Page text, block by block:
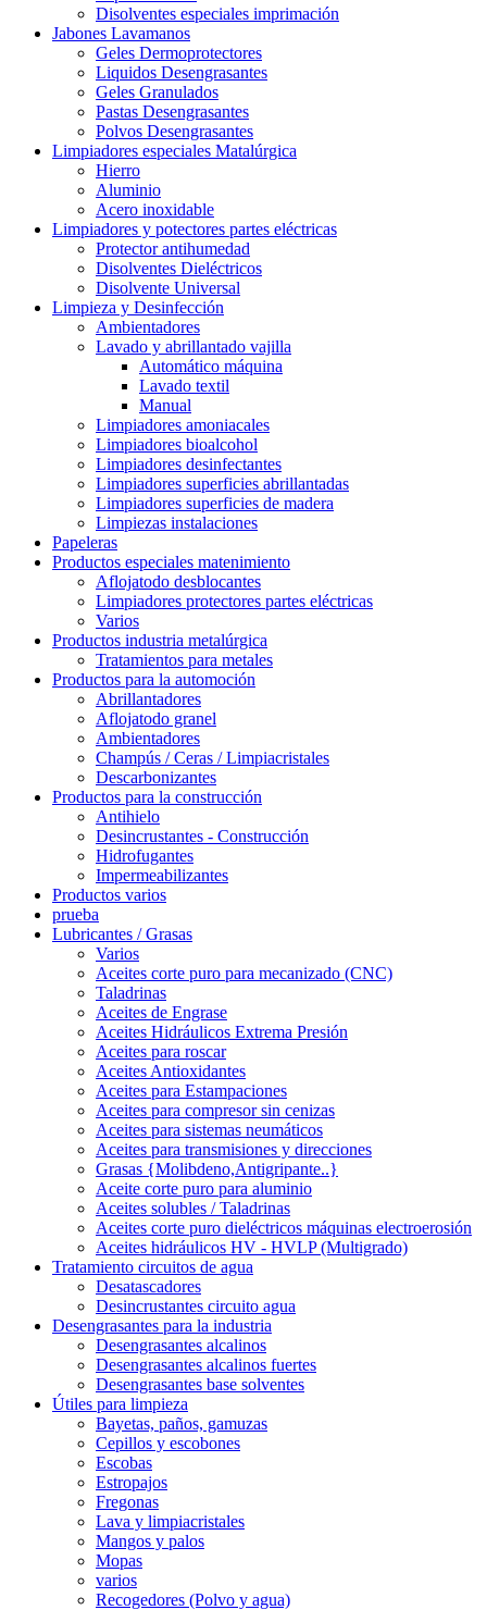
Disolventes especiales imprimación
Jabones Lavamanos
Geles Dermoprotectores
Liquidos Desengrasantes
Geles Granulados
Pastas Desengrasantes
Polvos Desengrasantes
Limpiadores especiales Matalúrgica
Hierro
Aluminio
Acero inoxidable
Limpiadores y potectores partes eléctricas
Protector antihumedad
Disolventes Dieléctricos
Disolvente Universal
Limpieza y Desinfección
Ambientadores
Lavado y abrillantado vajilla
Automático máquina
Lavado textil
Manual
Limpiadores amoniacales
Limpiadores bioalcohol
Limpiadores desinfectantes
Limpiadores superficies abrillantadas
Limpiadores superficies de madera
Limpiezas instalaciones
Papeleras
Productos especiales matenimiento
Aflojatodo desblocantes
Limpiadores protectores partes eléctricas
Varios
Productos industria metalúrgica
Tratamientos para metales
Productos para la automoción
Abrillantadores
Aflojatodo granel
Ambientadores
Champús / Ceras / Limpiacristales
Descarbonizantes
Productos para la construcción
Antihielo
Desincrustantes - Construcción
Hidrofugantes
Impermeabilizantes
Productos varios
prueba
Lubricantes / Grasas
Varios
Aceites corte puro para mecanizado (CNC)
Taladrinas
Aceites de Engrase
Aceites Hidráulicos Extrema Presión
Aceites para roscar
Aceites Antioxidantes
Aceites para Estampaciones
Aceites para compresor sin cenizas
Aceites para sistemas neumáticos
Aceites para transmisiones y direcciones
Grasas {Molibdeno,Antigripante..}
Aceite corte puro para aluminio
Aceites solubles / Taladrinas
Aceites corte puro dieléctricos máquinas electroerosión
Aceites hidráulicos HV - HVLP (Multigrado)
Tratamiento circuitos de agua
Desatascadores
Desincrustantes circuito agua
Desengrasantes para la industria
Desengrasantes alcalinos
Desengrasantes alcalinos fuertes
Desengrasantes base solventes
Útiles para limpieza
Bayetas, paños, gamuzas
Cepillos y escobones
Escobas
Estropajos
Fregonas
Lava y limpiacristales
Mangos y palos
Mopas
varios
Recogedores (Polvo y agua)